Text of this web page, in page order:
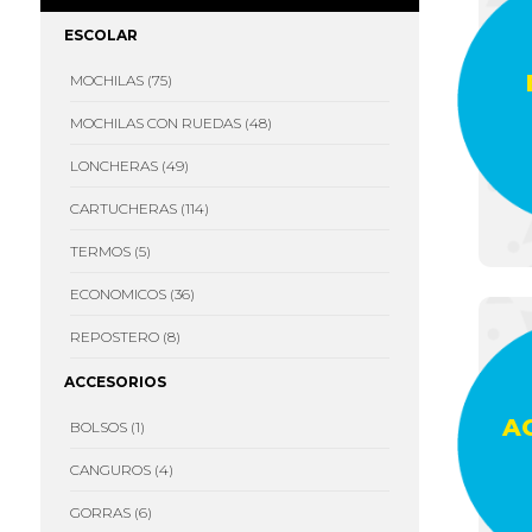
ESCOLAR
MOCHILAS (75)
MOCHILAS CON RUEDAS (48)
LONCHERAS (49)
CARTUCHERAS (114)
TERMOS (5)
ECONOMICOS (36)
REPOSTERO (8)
ACCESORIOS
BOLSOS (1)
CANGUROS (4)
GORRAS (6)
SPIDERMAN
SENCILLA
DOBLE
SONIC
SET DE
GORRA
PAW
PATROL